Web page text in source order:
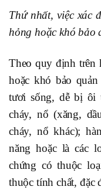
Thứ nhất, việc xác
hỏng hoặc khó bảo
Theo quy định trên
hoặc khó bảo
tươi sống, dễ bị ôi
cháy, nổ (xăng,
cháy, nổ khác);
năng hoặc là các
chứng có thuộc
thuộc tính chất, đặc